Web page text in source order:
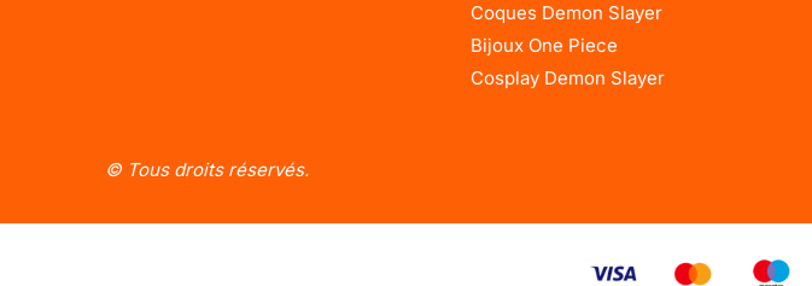
Coques Demon Slayer
Bijoux One Piece
Cosplay Demon Slayer
© Tous droits réservés.